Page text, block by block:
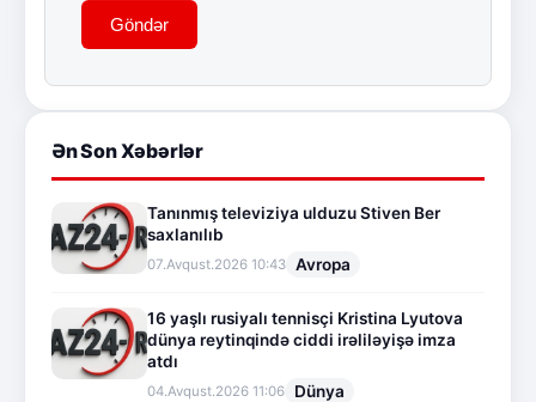
Göndər
Ən Son Xəbərlər
Tanınmış televiziya ulduzu Stiven Ber
saxlanılıb
07.Avqust.2026 10:43 Avropa
16 yaşlı rusiyalı tennisçi Kristina Lyutova
dünya reytinqində ciddi irəliləyişə imza
atdı
04.Avqust.2026 11:06 Dünya